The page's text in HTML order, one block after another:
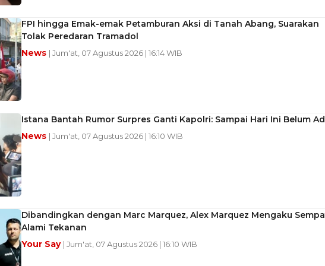
FPI hingga Emak-emak Petamburan Aksi di Tanah Abang, Suarakan
Tolak Peredaran Tramadol
News | Jum'at, 07 Agustus 2026 | 16:14 WIB
Istana Bantah Rumor Surpres Ganti Kapolri: Sampai Hari Ini Belum
News | Jum'at, 07 Agustus 2026 | 16:10 WIB
Dibandingkan dengan Marc Marquez, Alex Marquez Mengaku
Alami Tekanan
Your Say | Jum'at, 07 Agustus 2026 | 16:10 WIB